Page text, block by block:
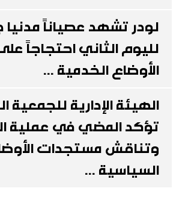
لودر تشهد عصياناً مدنيا
لليوم الثاني احتجاجاً
الأوضاع الخدمية ...
الهيئة الإدارية للجمعية
تؤكد المضي في عملية
وتناقش مستجدات
السياسية ...